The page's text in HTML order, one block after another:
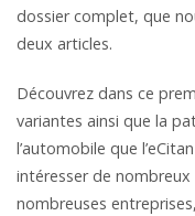
dossier complet, que
deux articles.
Découvrez dans ce
variantes ainsi que la
l’automobile que
intéresser de
nombreuses